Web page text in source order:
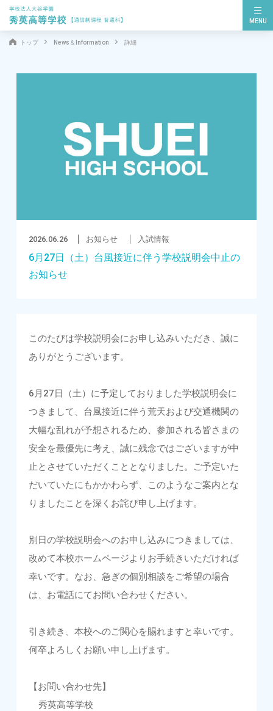
MENU
トップ News＆Information 詳細
2026.06.26 お知らせ 入試情報
6月27日（土）台風接近に伴う学校説明会中止の
お知らせ
このたびは学校説明会にお申し込みいただき、誠に
ありがとうございます。
6月27日（土）に予定しておりました学校説明会に
つきまして、台風接近に伴う荒天および交通機関の
大幅な乱れが予想されるため、参加される皆さまの
安全を最優先に考え、誠に残念ではございますが中
止とさせていただくこととなりました。ご予定いた
だいていたにもかかわらず、このようなご案内とな
りましたことを深くお詫び申し上げます。
別日の学校説明会へのお申し込みにつきましては、
改めて本校ホームページよりお手続きいただければ
幸いです。なお、急ぎの個別相談をご希望の場合
は、お電話にてお問い合わせください。
引き続き、本校へのご関心を賜れますと幸いです。
何卒よろしくお願い申し上げます。
【お問い合わせ先】
秀英高等学校